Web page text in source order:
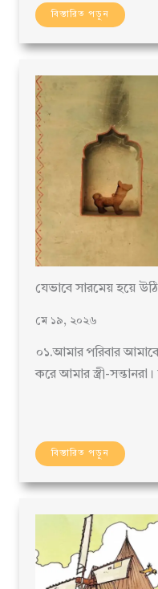
বিস্তারিত পড়ুন
যেভাবে সারমেয় হয়ে
মে ১৯, ২০২৬
০১.আমার পরিবার
করে আমার স্ত্রী-
বিস্তারিত পড়ুন